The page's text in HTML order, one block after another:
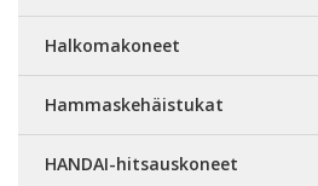
Halkomakoneet
Hammaskehäistukat
HANDAI-hitsauskoneet